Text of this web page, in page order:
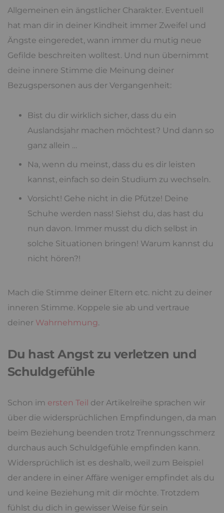
Allgemeinen ein ängstlicher Charakter. Eventuell
hat man dir in deiner Kindheit immer Zweifel und
Ängste eingeredet, wann immer du mutig neue
Gefilde beschreiten wolltest. Und nun übernimmt
deine innere Stimme die Meinung deiner
Bezugspersonen aus der Vergangenheit:
Bist du dir wirklich sicher, dass du ein
Auslandsjahr machen möchtest? Und dann so
ganz allein …
Na, wenn du meinst, dass du es dir leisten
kannst, einfach so dein Studium zu wechseln.
Vorsicht! Gehe nicht in die Pfütze! Deine
Schuhe werden nass! Siehst du, das hast du
nun davon. Immer musst du dich selbst in
solche Situationen bringen! Warum kannst du
nicht hören?!
Mach die Stimme deiner Eltern etc. nicht zu deiner
inneren Stimme. Koppele sie ab und vertraue
deiner Wahrnehmung.
Du hast Angst zu verletzen und
Schuldgefühle
Schon im ersten Teil der Artikelreihe sprachen wir
über die widersprüchlichen Empfindungen, da man
beim Beziehung beenden trotz Trennungsschmerz
durchaus auch Schuldgefühle empfinden kann.
Widersprüchlich ist es deshalb, weil zum Beispiel
der andere in einer Affäre weniger empfindet als du
und keine Beziehung mit dir möchte. Trotzdem
fühlst du dich in gewisser Weise für sein